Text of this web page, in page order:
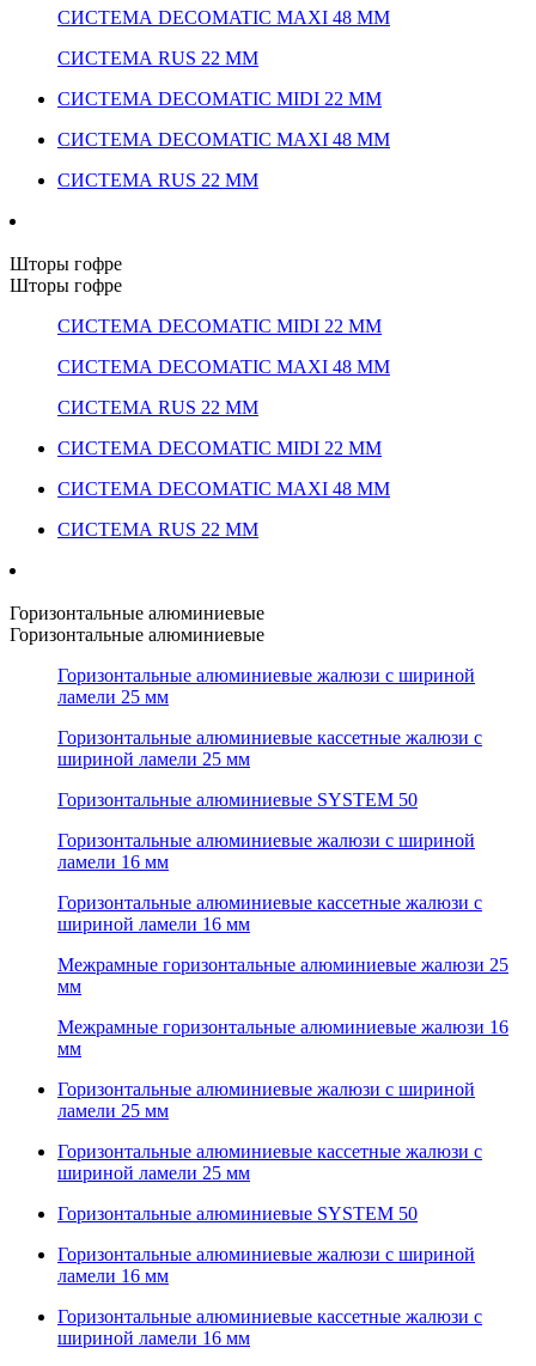
СИСТЕМА DECOMATIC MAXI 48 ММ
СИСТЕМА RUS 22 ММ
СИСТЕМА DECOMATIC MIDI 22 ММ
СИСТЕМА DECOMATIC MAXI 48 ММ
СИСТЕМА RUS 22 ММ
Шторы гофре
Шторы гофре
СИСТЕМА DECOMATIC MIDI 22 ММ
СИСТЕМА DECOMATIC MAXI 48 ММ
СИСТЕМА RUS 22 ММ
СИСТЕМА DECOMATIC MIDI 22 ММ
СИСТЕМА DECOMATIC MAXI 48 ММ
СИСТЕМА RUS 22 ММ
Горизонтальные алюминиевые
Горизонтальные алюминиевые
Горизонтальные алюминиевые жалюзи с шириной
ламели 25 мм
Горизонтальные алюминиевые кассетные жалюзи с
шириной ламели 25 мм
Горизонтальные алюминиевые SYSTEM 50
Горизонтальные алюминиевые жалюзи с шириной
ламели 16 мм
Горизонтальные алюминиевые кассетные жалюзи с
шириной ламели 16 мм
Межрамные горизонтальные алюминиевые жалюзи 25
мм
Межрамные горизонтальные алюминиевые жалюзи 16
мм
Горизонтальные алюминиевые жалюзи с шириной
ламели 25 мм
Горизонтальные алюминиевые кассетные жалюзи с
шириной ламели 25 мм
Горизонтальные алюминиевые SYSTEM 50
Горизонтальные алюминиевые жалюзи с шириной
ламели 16 мм
Горизонтальные алюминиевые кассетные жалюзи с
шириной ламели 16 мм